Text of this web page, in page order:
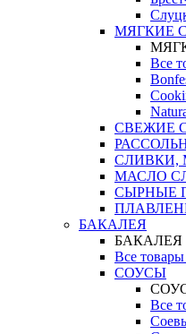
МЯГКИЕ
Все
СВЕЖИЕ
СЛИВКИ,
МАСЛО
СЫРНЫЕ
БАКАЛЕЯ
БАКАЛЕЯ
Все товары
СОУСЫ
Все